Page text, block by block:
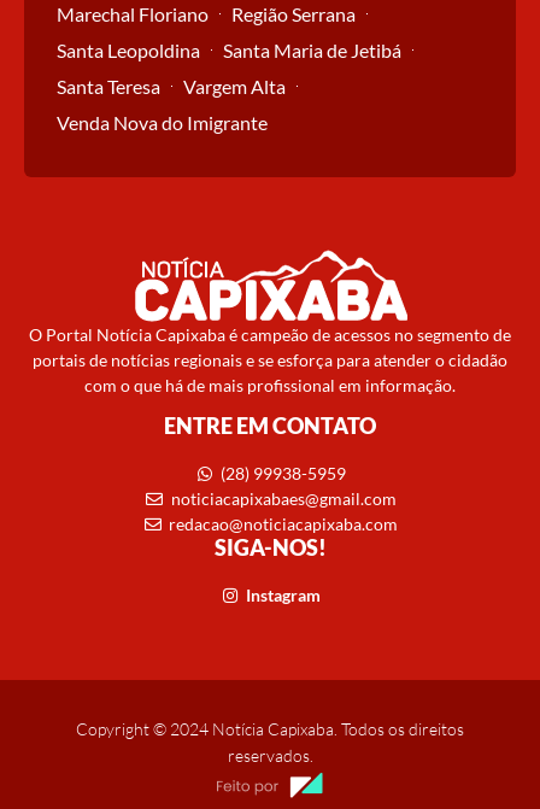
Marechal Floriano
Região Serrana
Santa Leopoldina
Santa Maria de Jetibá
Santa Teresa
Vargem Alta
Venda Nova do Imigrante
O Portal Notícia Capixaba é campeão de acessos no segmento de
portais de notícias regionais e se esforça para atender o cidadão
com o que há de mais profissional em informação.
ENTRE EM CONTATO
(28) 99938-5959
noticiacapixabaes@gmail.com
redacao@noticiacapixaba.com
SIGA-NOS!
Instagram
Copyright © 2024 Notícia Capixaba. Todos os direitos
reservados.